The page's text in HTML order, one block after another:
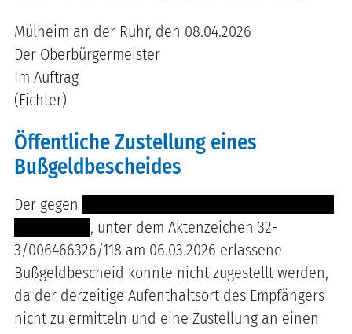
Mülheim an der Ruhr, den 08.04.2026
Der Oberbürgermeister
Im Auftrag
(Fichter)
Öffentliche Zustellung eines
Bußgeldbescheides
Der gegen
, unter dem Aktenzeichen 32-
3/006466326/118 am 06.03.2026 erlassene
Bußgeldbescheid konnte nicht zugestellt werden,
da der derzeitige Aufenthaltsort des Empfängers
nicht zu ermitteln und eine Zustellung an einen